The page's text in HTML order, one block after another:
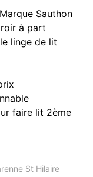
Sauthon
à part
linge de lit
faire lit 2ème
St Hilaire